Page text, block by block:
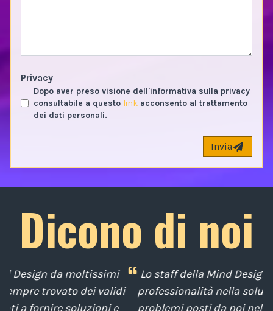
Privacy
Dopo aver preso visione dell'informativa sulla privacy
consultabile a questo link acconsento al trattamento
dei dati personali.
Invia
Dicono di noi
Lo staff della Mind Design ci ha mostrato la sua
professionalità nella soluzione tempestiva dei
problemi posti da noi nel corso degli anni, con